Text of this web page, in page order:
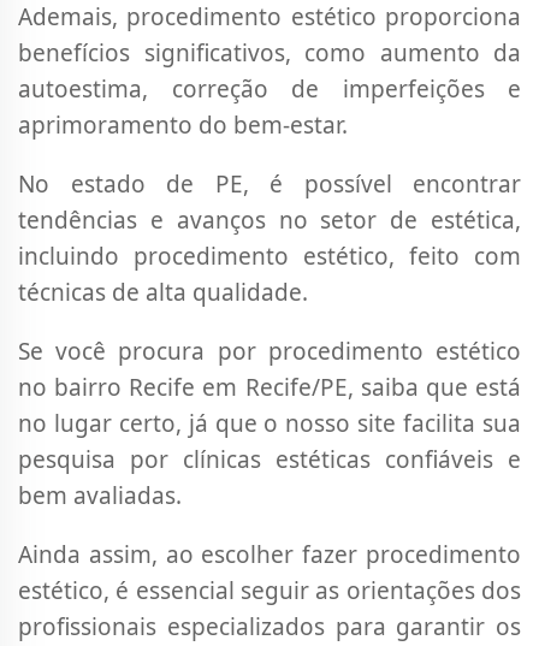
Ademais, procedimento estético proporciona
benefícios significativos, como aumento da
autoestima, correção de imperfeições e
aprimoramento do bem-estar.
No estado de PE, é possível encontrar
tendências e avanços no setor de estética,
incluindo procedimento estético, feito com
técnicas de alta qualidade.
Se você procura por procedimento estético
no bairro Recife em Recife/PE, saiba que está
no lugar certo, já que o nosso site facilita sua
pesquisa por clínicas estéticas confiáveis e
bem avaliadas.
Ainda assim, ao escolher fazer procedimento
estético, é essencial seguir as orientações dos
profissionais especializados para garantir os